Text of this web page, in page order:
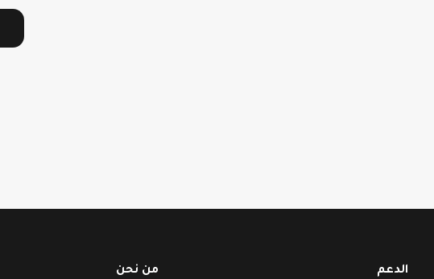
الدعم من نحن